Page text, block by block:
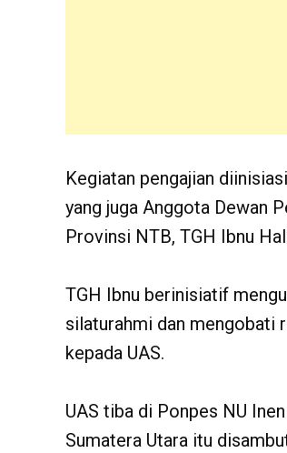
Kegiatan pengajian
yang juga Anggota Dewan
Provinsi NTB, TGH Ibnu
TGH Ibnu berinisiatif
silaturahmi dan mengobati
kepada UAS.
UAS tiba di Ponpes NU
Sumatera Utara itu